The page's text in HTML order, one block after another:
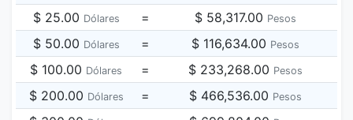
$ 25.00 Dólares = $ 58,317.00 Pesos
$ 50.00 Dólares = $ 116,634.00 Pesos
$ 100.00 Dólares = $ 233,268.00 Pesos
$ 200.00 Dólares = $ 466,536.00 Pesos